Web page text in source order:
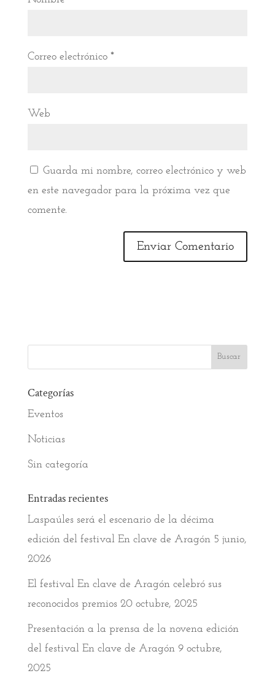
Correo electrónico *
Web
Guarda mi nombre, correo electrónico y web
en este navegador para la próxima vez que
comente.
Categorías
Eventos
Noticias
Sin categoría
Entradas recientes
Laspaúles será el escenario de la décima
edición del festival En clave de Aragón 5 junio,
2026
El festival En clave de Aragón celebró sus
reconocidos premios 20 octubre, 2025
Presentación a la prensa de la novena edición
del festival En clave de Aragón 9 octubre,
2025